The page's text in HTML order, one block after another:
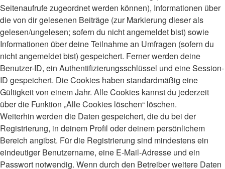
Seitenaufrufe zugeordnet werden können), Informationen über
die von dir gelesenen Beiträge (zur Markierung dieser als
gelesen/ungelesen; sofern du nicht angemeldet bist) sowie
Informationen über deine Teilnahme an Umfragen (sofern du
nicht angemeldet bist) gespeichert. Ferner werden deine
Benutzer-ID, ein Authentifizierungsschlüssel und eine Session-
ID gespeichert. Die Cookies haben standardmäßig eine
Gültigkeit von einem Jahr. Alle Cookies kannst du jederzeit
über die Funktion „Alle Cookies löschen“ löschen.
Weiterhin werden die Daten gespeichert, die du bei der
Registrierung, in deinem Profil oder deinem persönlichem
Bereich angibst. Für die Registrierung sind mindestens ein
eindeutiger Benutzername, eine E-Mail-Adresse und ein
Passwort notwendig. Wenn durch den Betreiber weitere Daten